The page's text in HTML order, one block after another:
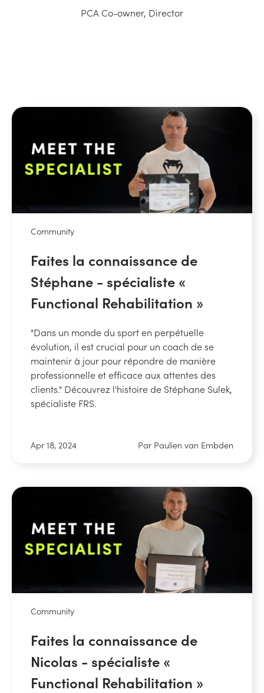
PCA Co-owner, Director
Community
Faites la connaissance de
Stéphane - spécialiste «
Functional Rehabilitation »
"Dans un monde du sport en perpétuelle
évolution, il est crucial pour un coach de se
maintenir à jour pour répondre de manière
professionnelle et efficace aux attentes des
clients." Découvrez l'histoire de Stéphane Sulek,
spécialiste FRS.
Apr 18, 2024 Par Paulien van Embden
Community
Faites la connaissance de
Nicolas - spécialiste «
Functional Rehabilitation »